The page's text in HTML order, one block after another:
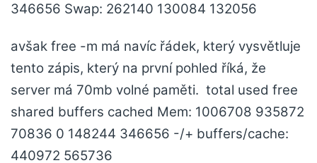
346656 Swap: 262140 130084 132056
avšak free -m má navíc řádek, který vysvětluje
tento zápis, který na první pohled říká, že
server má 70mb volné paměti. total used free
shared buffers cached Mem: 1006708 935872
70836 0 148244 346656 -/+ buffers/cache:
440972 565736